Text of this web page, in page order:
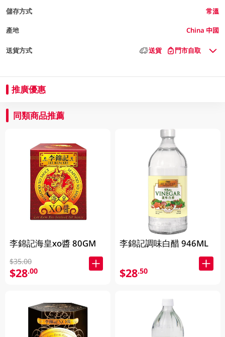
儲存方式 常溫
產地 China 中國
送貨方式 送貨 門市自取
推廣優惠
同類商品推薦
李錦記海皇xo醬 80GM
$35.00
$28.00
李錦記調味白醋 946ML
$28.50